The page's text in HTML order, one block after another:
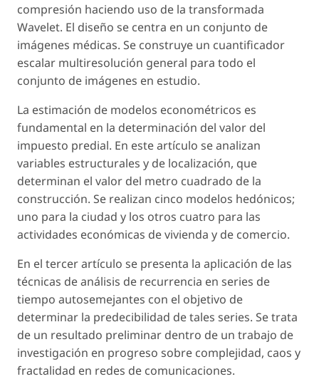
compresión haciendo uso de la transformada
Wavelet. El diseño se centra en un conjunto de
imágenes médicas. Se construye un cuantificador
escalar multiresolución general para todo el
conjunto de imágenes en estudio.
La estimación de modelos econométricos es
fundamental en la determinación del valor del
impuesto predial. En este artículo se analizan
variables estructurales y de localización, que
determinan el valor del metro cuadrado de la
construcción. Se realizan cinco modelos hedónicos;
uno para la ciudad y los otros cuatro para las
actividades económicas de vivienda y de comercio.
En el tercer artículo se presenta la aplicación de las
técnicas de análisis de recurrencia en series de
tiempo autosemejantes con el objetivo de
determinar la predecibilidad de tales series. Se trata
de un resultado preliminar dentro de un trabajo de
investigación en progreso sobre complejidad, caos y
fractalidad en redes de comunicaciones.